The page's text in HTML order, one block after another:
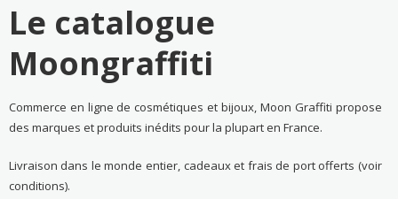
Le catalogue
Moongraffiti
Commerce en ligne de cosmétiques et bijoux, Moon Graffiti propose
des marques et produits inédits pour la plupart en France.
Livraison dans le monde entier, cadeaux et frais de port offerts (voir
conditions).